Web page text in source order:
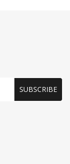
SUBSCRIBE